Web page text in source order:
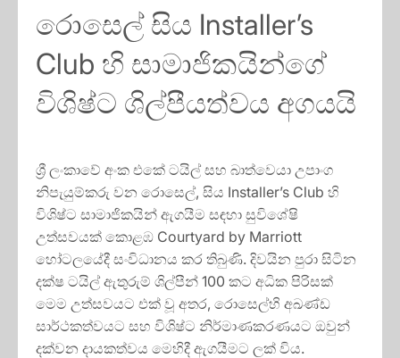
රොසෙල් සිය Installer’s
Club හි සාමාජිකයින්ගේ
විශිෂ්ට ශිල්පීයත්වය අගයයි
ශ්‍රී ලංකාවේ අංක එකේ ටයිල් සහ බාත්වෙයා උපාංග
නිපැයුම්කරු වන රොසෙල්, සිය Installer’s Club හි
විශිෂ්ට සාමාජිකයින් ඇගයීම සඳහා සුවිශේෂි
උත්සවයක් කොළඹ Courtyard by Marriott
හෝටලයේදී සංවිධානය කර තිබුණි. දිවයින පුරා සිටින
දක්ෂ ටයිල් ඇතුරුම් ශිල්පීන් 100 කට අධික පිරිසක්
මෙම උත්සවයට එක් වූ අතර, රොසෙල්හි අඛණ්ඩ
සාර්ථකත්වයට සහ විශිෂ්ට නිර්මාණකරණයට ඔවුන්
දක්වන දායකත්වය මෙහිදී ඇගයීමට ලක් විය.